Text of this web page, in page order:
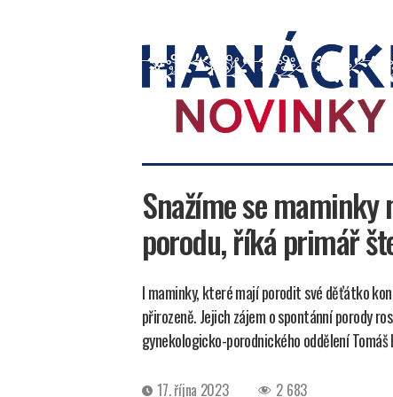
novinky
Snažíme se
porodu, říká primář
I maminky, které mají porodit své děťátko
přirozeně. Jejich zájem o spontánní porody
gynekologicko-porodnického oddělení
Datum17. října 2023 2 683